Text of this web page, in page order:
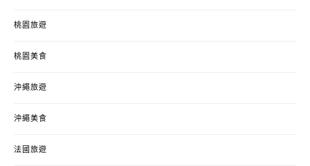
桃園旅遊
桃園美食
沖繩旅遊
沖繩美食
法國旅遊